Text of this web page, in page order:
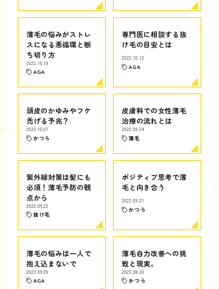
薄毛の悩みがストレ
スになる悪循環と断
ち切り方
2022.10.19
AGA
専門医に相談する抜
け毛の目安とは
2022.10.12
AGA
頭皮のかゆみやフケ
禿げる予兆？
2022.10.07
かつら
皮膚科での女性薄毛
治療の流れとは
2022.09.24
薄毛
紫外線対策は髪にも
必須！薄毛予防の観
点から
2022.09.22
抜け毛
ポジティブ思考で薄
毛と向き合う
2022.09.21
かつら
薄毛の悩みは一人で
抱え込まないで
2022.09.09
AGA
薄毛自力改善への挑
戦と現実。
2022.08.20
かつら